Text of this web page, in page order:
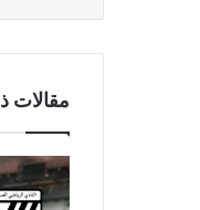
مقالات